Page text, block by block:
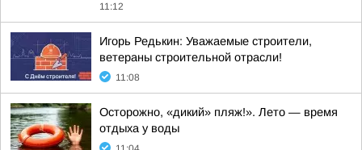
11:12
Игорь Редькин: Уважаемые строители,
ветераны строительной отрасли!
11:08
Осторожно, «дикий» пляж!». Лето — время
отдыха у воды